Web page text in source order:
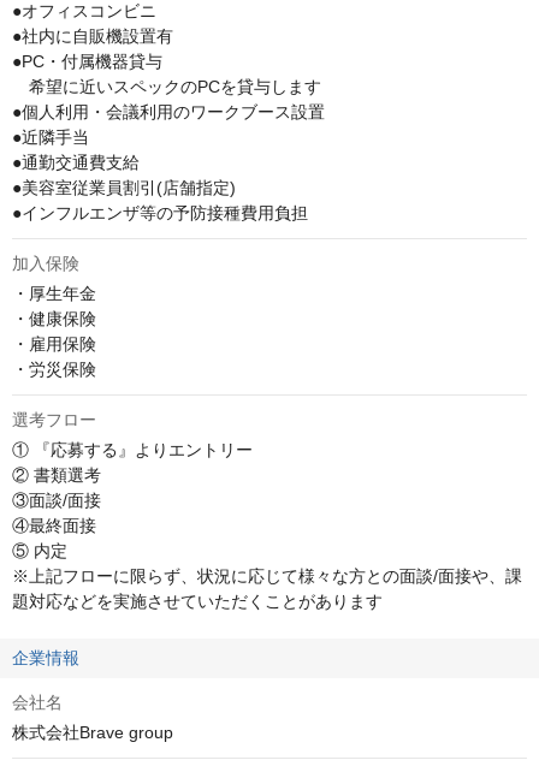
●オフィスコンビニ
●社内に自販機設置有
●PC・付属機器貸与
希望に近いスペックのPCを貸与します
●個人利用・会議利用のワークブース設置
●近隣手当
●通勤交通費支給
●美容室従業員割引(店舗指定)
●インフルエンザ等の予防接種費用負担
加入保険
・厚生年金
・健康保険
・雇用保険
・労災保険
選考フロー
① 『応募する』よりエントリー
② 書類選考
③面談/面接
④最終面接
⑤ 内定
※上記フローに限らず、状況に応じて様々な方との面談/面接や、課
題対応などを実施させていただくことがあります
企業情報
会社名
株式会社Brave group